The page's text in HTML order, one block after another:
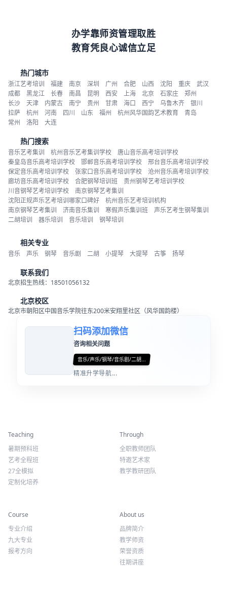
办学靠师资管理取胜
教育凭良心诚信立足
热门城市
浙江艺考培训 福建 南京 深圳 广州 合肥 山西 沈阳 重庆
武汉
成都
黑龙江 长春 南昌 昆明 西安 上海 北京 石家庄
郑州
长沙
天津 内蒙古 南宁 贵州 甘肃 海口 西宁 乌鲁木齐
银川
拉萨
杭州 河南 四川 山东 福州 杭州风华国韵艺术教育
青岛
常州
洛阳 大连
热门搜索
音乐艺考集训 杭州音乐艺考集训学校
唐山音乐高考培训学校
秦皇岛音乐高考培训学校
邯郸音乐高考培训学校
邢台音乐高考培训学校
保定音乐高考培训学校
张家口音乐高考培训学校
沧州音乐高考培训学校
廊坊音乐高考培训学校
合肥钢琴培训班
贵州钢琴艺考培训学校
川音钢琴艺考培训学校
南京钢琴艺考集训
沈阳正规声乐艺考培训哪家口碑好
杭州音乐艺考培训机构
南京钢琴艺考集训
济南音乐集训 寒假声乐集训班
声乐艺考生钢琴集训
二胡培训
器乐培训 音乐培训 钢琴培训
相关专业
音乐 声乐 钢琴 音乐剧 二胡 小提琴 大提琴 古筝 扬琴
联系我们
北京招生热线：18501056132
北京校区
北京市朝阳区中国音乐学院往东200米安翔里社区（风华国韵楼）
扫码添加微信
咨询相关问题
音乐/声乐/钢琴/音乐剧/二胡...
精准升学导航...
Teaching
暑期预科班
艺考全程班
27全模拟
定制化培养
Through
全职教师团队
特邀艺术家
教学教研团队
Course
专业介绍
九大专业
报考方向
About us
品牌简介
教学师资
荣誉资质
往期讲座